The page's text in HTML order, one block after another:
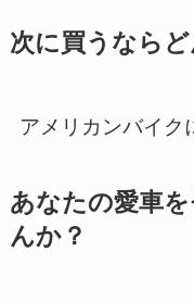
次に買うなら
アメリカンバイク
あなたの愛車
んか？